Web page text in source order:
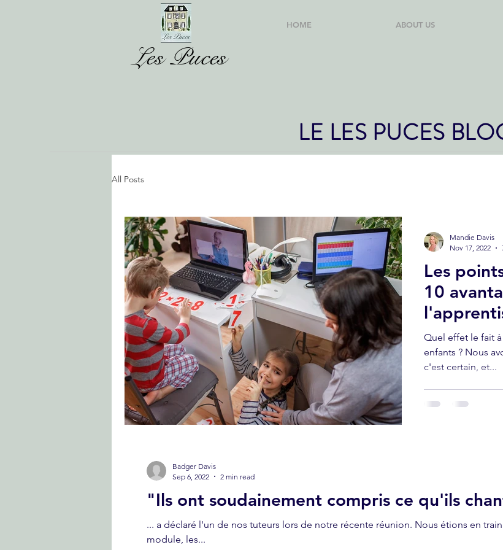
HOME ABOUT US
Les Puces
LE LES PUCES
All Posts
Les
10
Quel effet le fait
enfants ? Nous
c'est certain, et...
Mandie Davis
Nov 17, 2022
"Ils ont soudainement compris ce qu'ils
... a déclaré l'un de nos tuteurs lors de notre récente réunion. Nous étions en train d'évaluer le déroulement de ce dernier
module, les...
Badger Davis
Sep 6, 2022
2 min read